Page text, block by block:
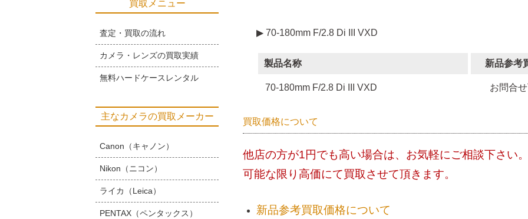
▶ 70-180mm F/2.8 Di III VXD
製品名称 新品参考
70-180mm F/2.8 Di III VXD お問合
買取価格について
他店の方が1円でも高い場合は、お気軽にご相談下さい。
可能な限り高価にて買取させて頂きます。
新品参考買取価格について
買取メニュー
査定・買取の流れ
カメラ・レンズの買取実績
無料ハードケースレンタル
主なカメラの買取メーカー
Canon（キャノン）
Nikon（ニコン）
ライカ（Leica）
PENTAX（ペンタックス）